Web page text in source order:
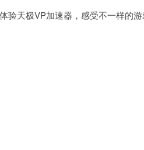
天极VP加速器，感受不一样的游